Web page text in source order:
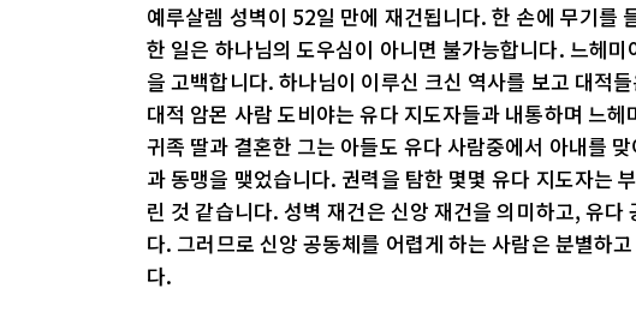
예루살렘 성벽이 52일 만에 재건됩니다. 한 손에 무기를
한 일은 하나님의 도우심이 아니면 불가능합니다. 느헤
을 고백합니다. 하나님이 이루신 크신 역사를 보고 대적
대적 암몬 사람 도비야는 유다 지도자들과 내통하며 느
귀족 딸과 결혼한 그는 아들도 유다 사람중에서 아내를
과 동맹을 맺었습니다. 권력을 탐한 몇몇 유다 지도자는
린 것 같습니다. 성벽 재건은 신앙 재건을 의미하고, 유
다. 그러므로 신앙 공동체를 어렵게 하는 사람은 분별하
다.